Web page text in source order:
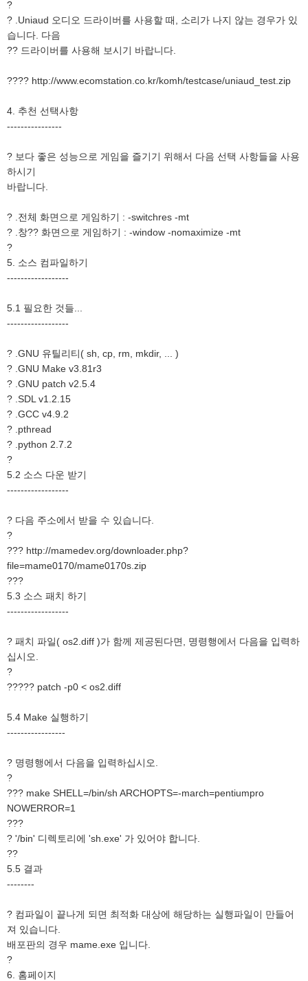
?
? .Uniaud 오디오 드라이버를 사용할 때, 소리가 나지 않는 경우가 있
습니다. 다음
?? 드라이버를 사용해 보시기 바랍니다.
???? http://www.ecomstation.co.kr/komh/testcase/uniaud_test.zip
4. 추천 선택사항
----------------
? 보다 좋은 성능으로 게임을 즐기기 위해서 다음 선택 사항들을 사용
하시기
바랍니다.
? .전체 화면으로 게임하기 : -switchres -mt
? .창?? 화면으로 게임하기 : -window -nomaximize -mt
?
5. 소스 컴파일하기
------------------
5.1 필요한 것들...
------------------
? .GNU 유틸리티( sh, cp, rm, mkdir, ... )
? .GNU Make v3.81r3
? .GNU patch v2.5.4
? .SDL v1.2.15
? .GCC v4.9.2
? .pthread
? .python 2.7.2
?
5.2 소스 다운 받기
------------------
? 다음 주소에서 받을 수 있습니다.
?
??? http://mamedev.org/downloader.php?
file=mame0170/mame0170s.zip
???
5.3 소스 패치 하기
------------------
? 패치 파일( os2.diff )가 함께 제공된다면, 명령행에서 다음을 입력하
십시오.
?
????? patch -p0 < os2.diff
5.4 Make 실행하기
-----------------
? 명령행에서 다음을 입력하십시오.
?
??? make SHELL=/bin/sh ARCHOPTS=-march=pentiumpro
NOWERROR=1
???
? '/bin' 디렉토리에 'sh.exe' 가 있어야 합니다.
??
5.5 결과
--------
? 컴파일이 끝나게 되면 최적화 대상에 해당하는 실행파일이 만들어
져 있습니다.
배포판의 경우 mame.exe 입니다.
?
6. 홈페이지